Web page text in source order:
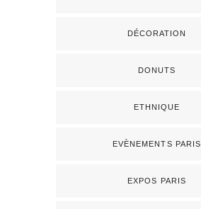
DÉCORATION
DONUTS
ETHNIQUE
EVÈNEMENTS PARIS
EXPOS PARIS